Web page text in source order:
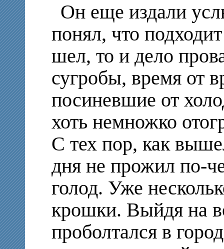
Он еще издали
понял, что
шел, то и дело
сугробы, время от
посиневшие от
хоть немножко
С тех пор, как
дня не прожил по-
голод. Уже
крошки. Выйдя на
проболтался в